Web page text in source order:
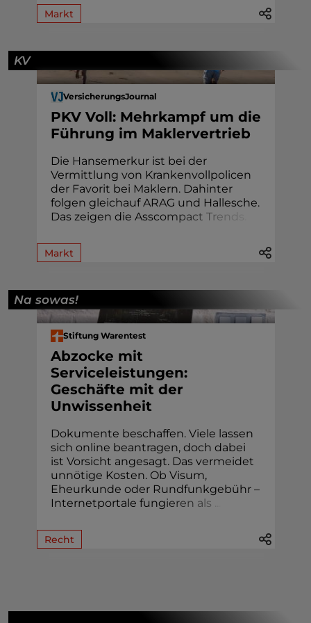
Markt
KV
VersicherungsJournal
PKV Voll: Mehrkampf um die
Führung im Maklervertrieb
Die Hansemerkur ist bei der
Vermittlung von Krankenvollpolicen
der Favorit bei Maklern. Dahinter
folgen gleichauf ARAG und Hallesche.
Das zeigen die Asscompact Trend
Markt
Na sowas!
Stiftung Warentest
Abzocke mit
Serviceleistungen:
Geschäfte mit der
Unwissenheit
Dokumente beschaffen. Viele lassen
sich online beantragen, doch dabei
ist Vorsicht angesagt. Das vermeidet
unnötige Kosten. Ob Visum,
Eheur­kunde oder Rund­funk­gebühr –
Internetportale fungieren als
Recht